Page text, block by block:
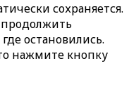
сохраняется.
остановились.
нажмите кнопку